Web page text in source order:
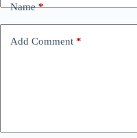
Name*
Add Comment *